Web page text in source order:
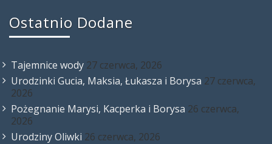
Ostatnio Dodane
Tajemnice wody 27 czerwca, 2026
Urodzinki Gucia, Maksia, Łukasza i Borysa 27 czerwca,
2026
Pożegnanie Marysi, Kacperka i Borysa 26 czerwca,
2026
Urodziny Oliwki 26 czerwca, 2026